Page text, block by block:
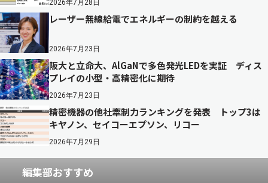
2026年7月28日
レーザー無線給電でエネルギーの制約を越える
2026年7月23日
阪大と立命大、AlGaNで多色発光LEDを実証 ディス
プレイの小型・高精密化に期待
2026年7月23日
精密機器の他社牽制力ランキングを発表 トップ3は
キヤノン、セイコーエプソン、リコー
2026年7月29日
編集部おすすめ